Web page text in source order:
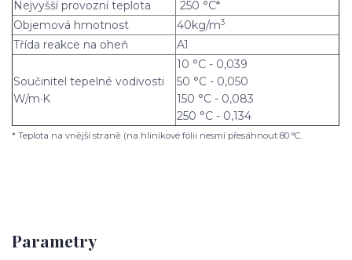
Nejvyšší provozní teplota
250 °C*
Objemová hmotnost
40kg/m3
Třída reakce na oheň A1
Součinitel tepelné vodivosti
W/m·K
10 °C - 0,039
50 °C - 0,050
150 °C - 0,083
250 °C - 0,134
* Teplota na vnější straně (na hliníkové fólii nesmí přesáhnout 80 °C.
Parametry